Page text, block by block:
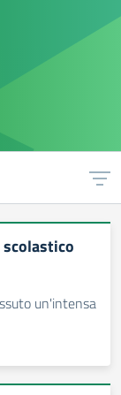
scolastico
un'intensa